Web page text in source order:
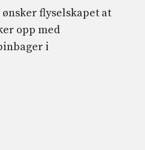
flyselskapet at
opp med
i